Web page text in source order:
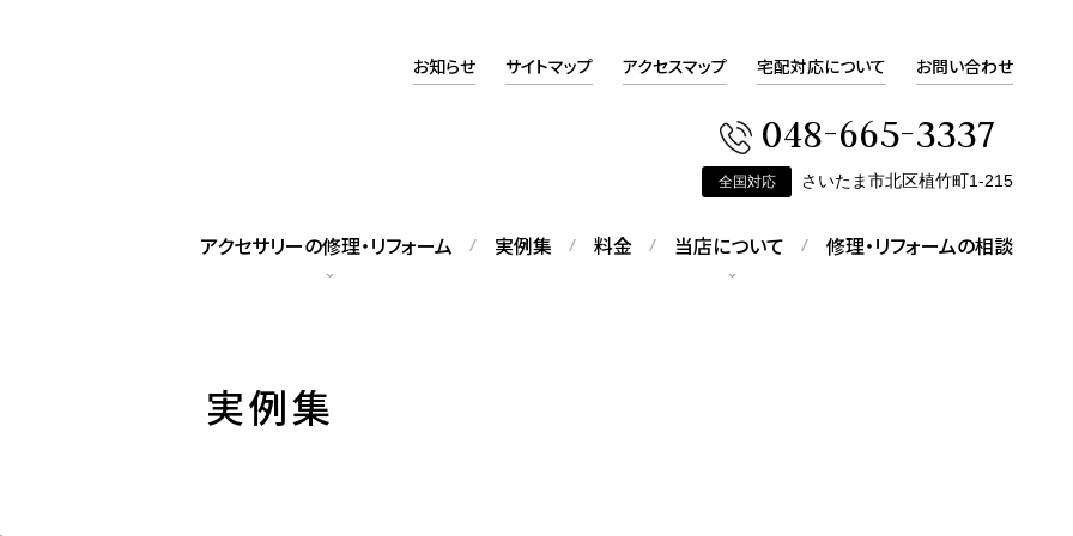
お知らせ サイトマップ アクセスマップ 宅配対応について お問い合わせ
048-665-3337
全国対応 さいたま市北区植竹町1-215
修理・リフォームの相談
当店について
当店へのアクセスについて
料金
実例集
アクセサリーの修理・リフォーム
実例集